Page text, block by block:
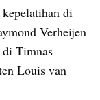
di
Verheijen
Timnas
Louis van